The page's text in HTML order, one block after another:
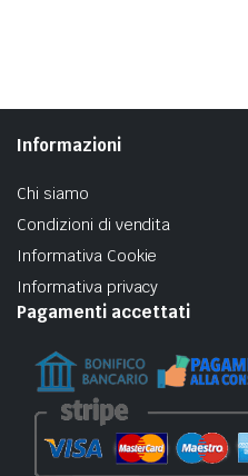
Informazioni
Chi siamo
Condizioni di vendita
Informativa Cookie
Informativa privacy
Pagamenti accettati